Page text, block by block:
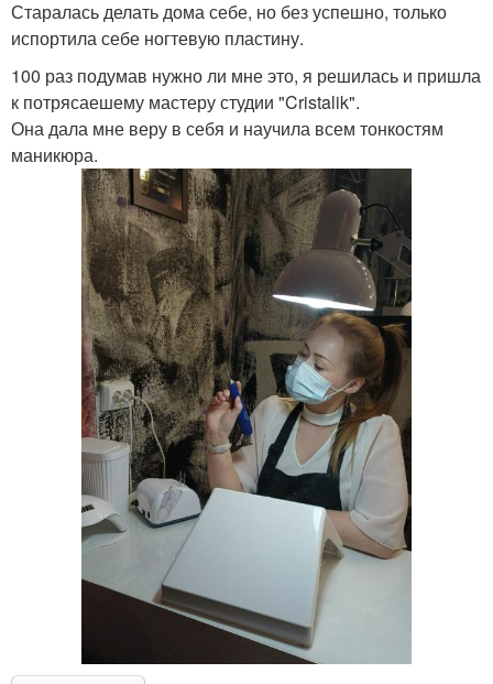
Старалась делать дома себе, но без успешно, только
испортила себе ногтевую пластину.
100 раз подумав нужно ли мне это, я решилась и пришла
к потрясаешему мастеру студии "Cristalik".
Она дала мне веру в себя и научила всем тонкостям
маникюра.